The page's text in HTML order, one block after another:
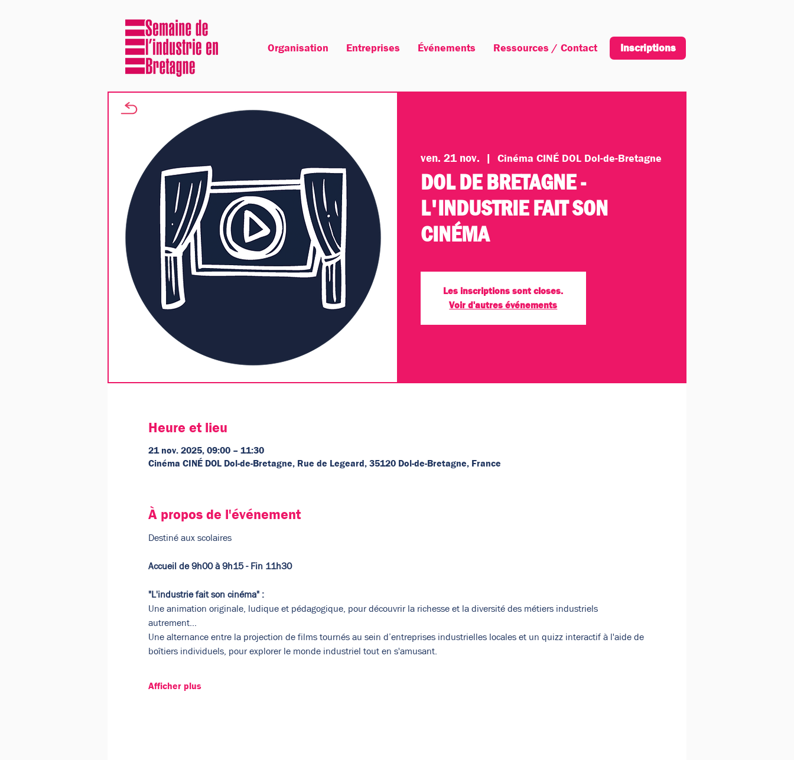
Organisation Entreprises Événements Ressources / Contact Inscription
Inscriptions
ven. 21 nov.
  |
Cinéma CINÉ DOL Dol-de-Bretagne
DOL DE BRETAGNE -
L'INDUSTRIE FAIT SON
CINÉMA
Les inscriptions sont closes.
Voir d'autres événements
Heure et lieu
21 nov. 2025, 09:00 – 11:30
Cinéma CINÉ DOL Dol-de-Bretagne, Rue de Legeard, 35120 Dol-de-Bretagne, France
À propos de l'événement
Destiné aux scolaires
Accueil de 9h00 à 9h15 - Fin 11h30
"L'industrie fait son cinéma" :
Une animation originale, ludique et pédagogique, pour découvrir la richesse et la diversité des métiers industriels
autrement...
Une alternance entre la projection de films tournés au sein d’entreprises industrielles locales et un quizz interactif à l'aide de
boîtiers individuels, pour explorer le monde industriel tout en s'amusant.
Afficher plus